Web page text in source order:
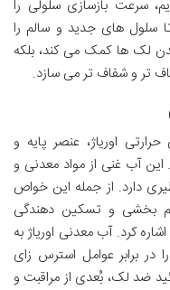
سرعت بازسازی سلولی را
سلول های جدید و سالم را
لک ها کمک می کند، بلکه
تر و شفاف تر می سازد.
اوریاژ، عنصر پایه و
آب غنی از مواد معدنی و
دارد. از جمله این خواص
بخشی و تسکین دهندگی
کرد. آب معدنی اوریاژ به
برابر عوامل استرس زای
ضد لک، بُعدی از مراقبت و